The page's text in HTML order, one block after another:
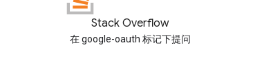
Stack Overflow
在 google-oauth 标记下提问